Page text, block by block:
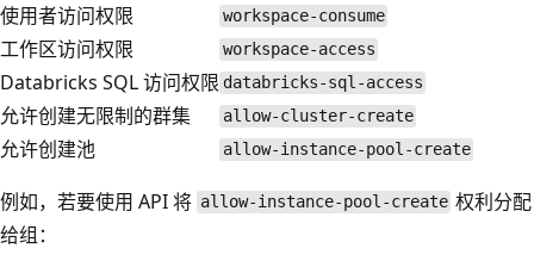
使用者访问权限
workspace-consume
工作区访问权限 workspace-access
Databricks SQL 访问权限 databricks-sql-access
允许创建无限制的群集 allow-cluster-create
允许创建池 allow-instance-pool-create
例如，若要使用 API 将 allow-instance-pool-create 权利分配
给组：